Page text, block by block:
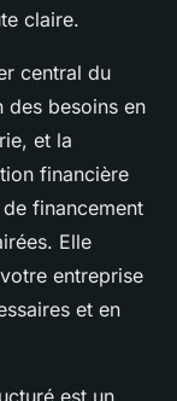
claire.
central du
des besoins en
et la
financière
financement
Elle
entreprise
et en